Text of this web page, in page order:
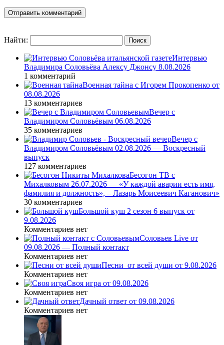
Найти:
Интервью
Владимира Соловьёва Алексу Джонсу 8.08.2026
1 комментарий
Военная тайна с Игорем Прокопенко от
08.08.2026
13 комментариев
Вечер с
Владимиром Соловьёвым 06.08.2026
35 комментариев
Вечер с
Владимиром Соловьёвым 02.08.2026 — Воскресный
выпуск
127 комментариев
Бесогон ТВ с
Михалковым 26.07.2026 — «У каждой аварии есть имя,
фамилия и должность», – Лазарь Моисеевич Каганович»
30 комментариев
Большой куш 2 сезон 6 выпуск от
9.08.2026
Комментариев нет
Соловьев Live от
09.08.2026 — Полный контакт
Комментариев нет
Песни_от всей души от 9.08.2026
Комментариев нет
Своя игра от 09.08.2026
Комментариев нет
Дачный ответ от 09.08.2026
Комментариев нет